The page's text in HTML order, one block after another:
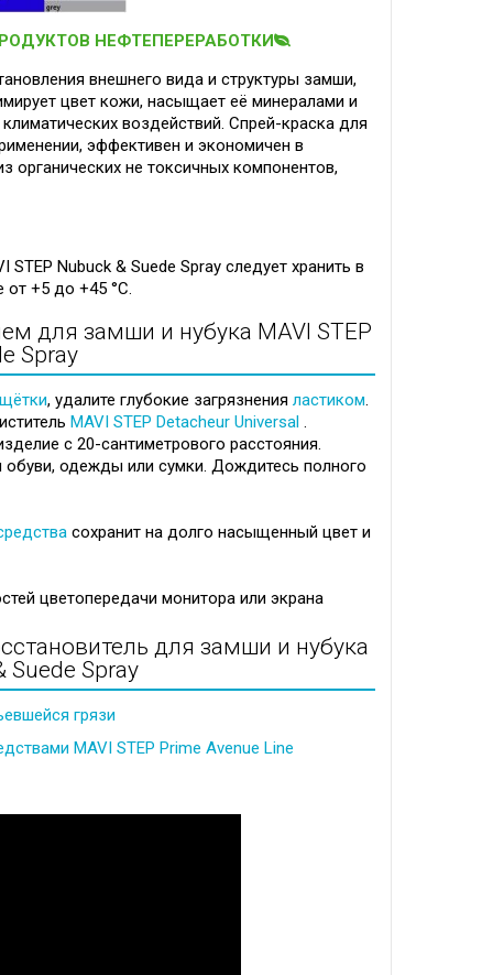
НЕФТЕПЕРЕРАБОТКИ
внешнего вида и структуры замши,
цвет кожи, насыщает её минералами и
воздействий. Спрей-краска для
эффективен и экономичен в
органических не токсичных компонентов,
Nubuck & Suede Spray следует хранить в
от +5 до +45 °C.
для замши и нубука MAVI STEP
Spray
щётки, удалите глубокие загрязнения ластиком.
MAVI STEP Detacheur Universal.
с 20-сантиметрового расстояния.
обуви, одежды или сумки. Дождитесь полного
сохранит на долго насыщенный цвет и
цветопередачи монитора или экрана
для замши и нубука
Suede Spray
грязи
MAVI STEP Prime Avenue Line